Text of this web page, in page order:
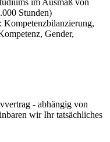
Stunden)
Gender,
- abhängig von
wir Ihr tatsächliches